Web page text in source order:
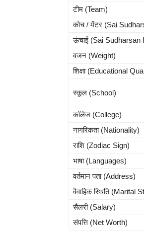
टीम (Team)
कोच / मेंटर (Sai
ऊंचाई (Sai Sudharsan
वजन (Weight)
शिक्षा (Educational
स्कूल (School)
कॉलेज (College)
नागरिकता (Nationality)
राशि (Zodiac Sign)
भाषा (Languages)
वर्तमान पता (Address)
वैवाहिक स्थिति (Marital
सैलरी (Salary)
संपत्ति (Net Worth)